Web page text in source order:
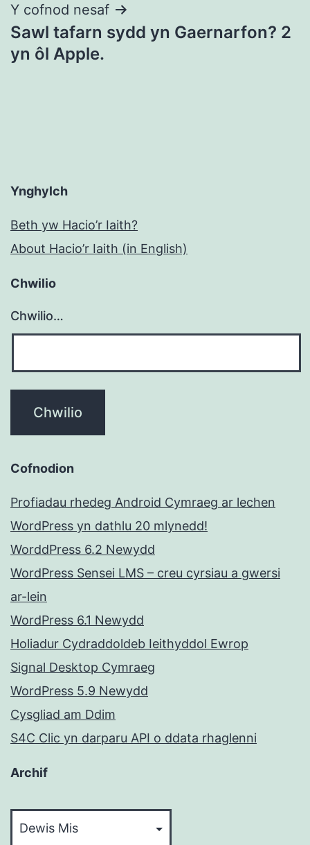
Y cofnod nesaf
Sawl tafarn sydd yn Gaernarfon? 2
yn ôl Apple.
Ynghylch
Beth yw Hacio’r Iaith?
About Hacio’r Iaith (in English)
Chwilio
Chwilio…
Cofnodion
Profiadau rhedeg Android Cymraeg ar lechen
WordPress yn dathlu 20 mlynedd!
WorddPress 6.2 Newydd
WordPress Sensei LMS – creu cyrsiau a gwersi
ar-lein
WordPress 6.1 Newydd
Holiadur Cydraddoldeb Ieithyddol Ewrop
Signal Desktop Cymraeg
WordPress 5.9 Newydd
Cysgliad am Ddim
S4C Clic yn darparu API o ddata rhaglenni
Archif